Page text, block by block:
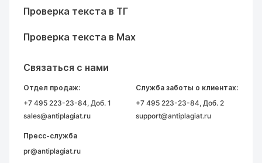
Проверка текста в ТГ
Проверка текста в Max
Связаться с нами
Отдел продаж:
+7 495 223-23-84, Доб. 1
sales@antiplagiat.ru
Служба заботы о клиентах:
+7 495 223-23-84, Доб. 2
support@antiplagiat.ru
Пресс-служба
pr@antiplagiat.ru